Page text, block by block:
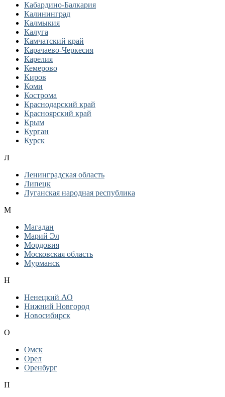
Кабардино-Балкария
Калининград
Калмыкия
Калуга
Камчатский край
Карачаево-Черкесия
Карелия
Кемерово
Киров
Коми
Кострома
Краснодарский край
Красноярский край
Крым
Курган
Курск
Л
Ленинградская область
Липецк
Луганская народная республика
М
Магадан
Марий Эл
Мордовия
Московская область
Мурманск
Н
Ненецкий АО
Нижний Новгород
Новосибирск
О
Омск
Орел
Оренбург
П